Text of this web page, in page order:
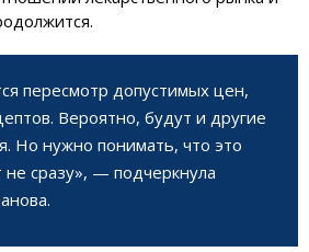
пересмотр допустимых цен,
Вероятно, будут и другие
Но нужно понимать, что это
сразу», — подчеркнула